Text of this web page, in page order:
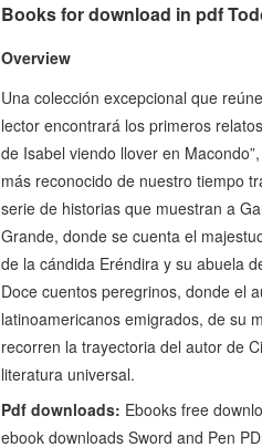
Books for download in pdf
Overview
Una colección excepcional que
lector encontrará los primeros
de Isabel viendo llover en
más reconocido de nuestro tiempo
serie de historias que muestran a
Grande, donde se cuenta el
de la cándida Eréndira y su abuela
Doce cuentos peregrinos, donde el
latinoamericanos emigrados, de su
recorren la trayectoria del autor de
literatura universal.
Pdf downloads: Ebooks free
ebook downloads Sword and Pen